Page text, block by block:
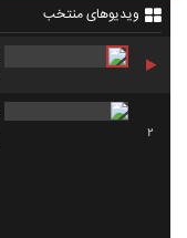
ویدیوهای منتخب
2